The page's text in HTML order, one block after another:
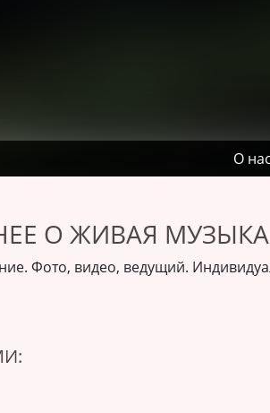
О нас
О ЖИВАЯ МУЗЫКА
Фото, видео, ведущий.